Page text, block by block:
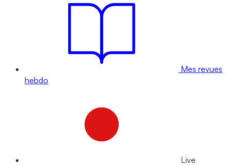
Mes revues
hebdo
Live